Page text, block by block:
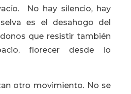
No hay silencio, hay
es el desahogo del
que resistir también
florecer desde lo
otro movimiento. No se